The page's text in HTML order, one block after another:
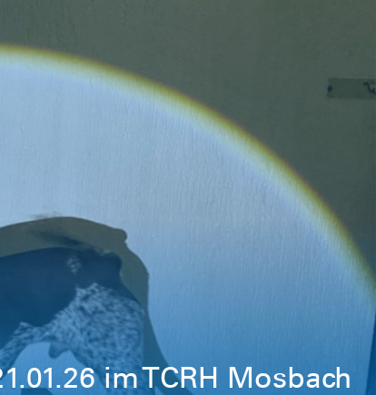
im TCRH Mosbach
Leimen und Hemsbach sowie Besuch